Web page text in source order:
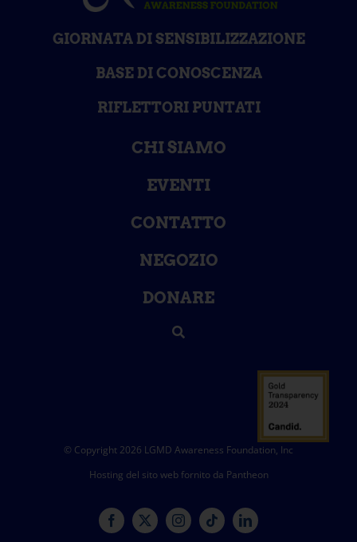
GIORNATA DI SENSIBILIZZAZIONE
BASE DI CONOSCENZA
RIFLETTORI PUNTATI
CHI SIAMO
EVENTI
CONTATTO
NEGOZIO
DONARE
© Copyright 2026 LGMD Awareness Foundation, Inc
Hosting del sito web fornito da Pantheon